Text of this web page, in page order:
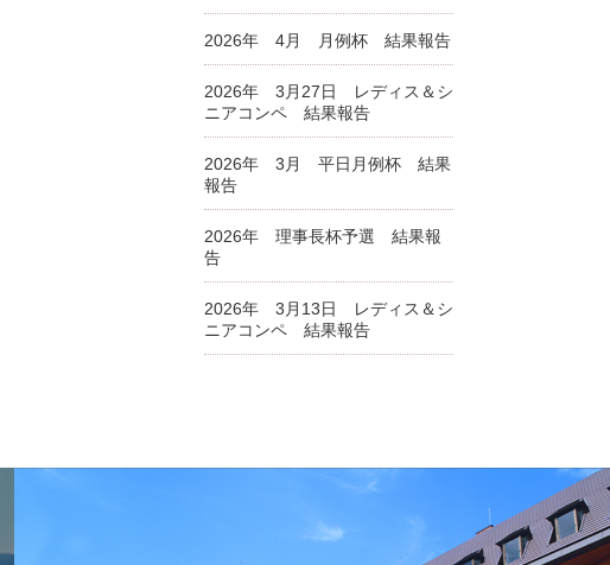
2026年 4月 月例杯 結果報告
2026年 3月27日 レディス＆シ
ニアコンペ 結果報告
2026年 3月 平日月例杯 結果
報告
2026年 理事長杯予選 結果報
告
2026年 3月13日 レディス＆シ
ニアコンペ 結果報告